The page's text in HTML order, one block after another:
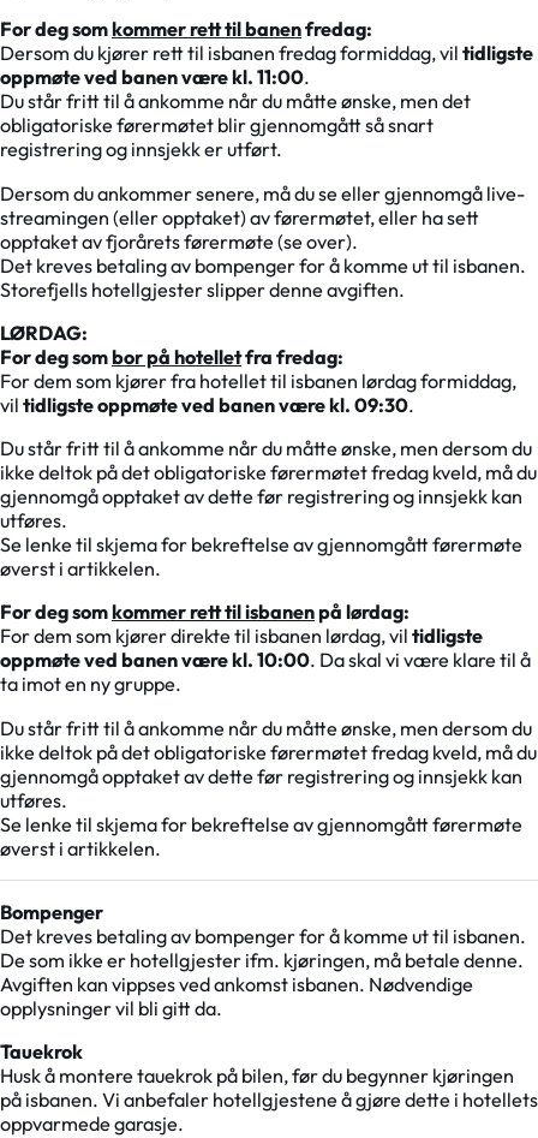
For deg somkommer rett til banenfredag:
Dersom du kjører rett til isbanen fredag formiddag, vil tidligste
oppmøte ved banen være kl. 11:00.
Du står fritt til å ankomme når du måtte ønske, men det
obligatoriske førermøtet blir gjennomgått så snart
registrering og innsjekk er utført.
Dersom du ankommer senere, må du se eller gjennomgå live-
streamingen (eller opptaket) av førermøtet, eller ha sett
opptaket av fjorårets førermøte (se over).
Det kreves betaling av bompenger for å komme ut til isbanen.
Storefjells hotellgjester slipper denne avgiften.
LØRDAG:
For deg sombor på hotelletfra fredag:
For dem som kjører fra hotellet til isbanen lørdag formiddag,
vil tidligste oppmøte ved banen være kl. 09:30.
Du står fritt til å ankomme når du måtte ønske, men dersom du
ikke deltok på det obligatoriske førermøtet fredag kveld, må du
gjennomgå opptaket av dette før registrering og innsjekk kan
utføres.
Se lenke til skjema for bekreftelse av gjennomgått førermøte
øverst i artikkelen.
For deg somkommer rett til isbanenpå lørdag:
For dem som kjører direkte til isbanen lørdag, vil tidligste
oppmøte ved banen være kl. 10:00. Da skal vi være klare til å
ta imot en ny gruppe.
Du står fritt til å ankomme når du måtte ønske, men dersom du
ikke deltok på det obligatoriske førermøtet fredag kveld, må du
gjennomgå opptaket av dette før registrering og innsjekk kan
utføres.
Se lenke til skjema for bekreftelse av gjennomgått førermøte
øverst i artikkelen.
Bompenger
Det kreves betaling av bompenger for å komme ut til isbanen.
De som ikke er hotellgjester ifm. kjøringen, må betale denne.
Avgiften kan vippses ved ankomst isbanen. Nødvendige
opplysninger vil bli gitt da.
Tauekrok
Husk å montere tauekrok på bilen, før du begynner kjøringen
på isbanen. Vi anbefaler hotellgjestene å gjøre dette i hotellets
oppvarmede garasje.